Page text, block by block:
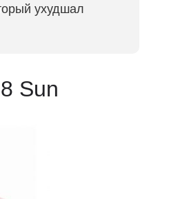
ухудшал
Sun